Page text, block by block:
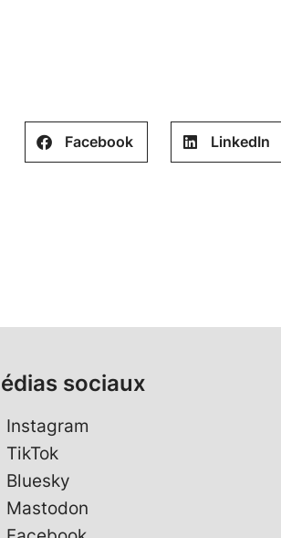
Facebook LinkedIn
sociaux
Instagram
TikTok
Bluesky
Mastodon